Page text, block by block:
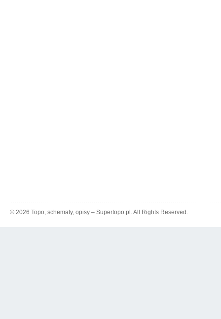
© 2026 Topo, schematy, opisy – Supertopo.pl. All Rights Reserved.